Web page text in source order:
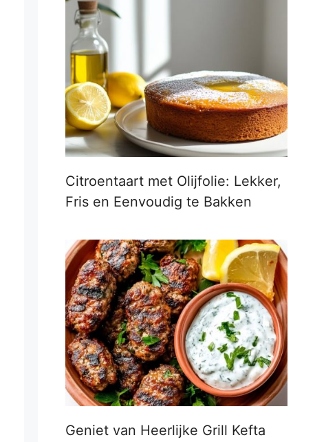
Citroentaart met Olijfolie: Lekker,
Fris en Eenvoudig te Bakken
Geniet van Heerlijke Grill Kefta